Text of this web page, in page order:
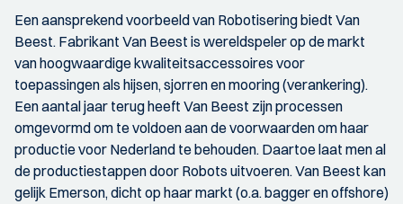
Een aansprekend voorbeeld van Robotisering biedt Van
Beest. Fabrikant Van Beest is wereldspeler op de markt
van hoogwaardige kwaliteitsaccessoires voor
toepassingen als hijsen, sjorren en mooring (verankering).
Een aantal jaar terug heeft Van Beest zijn processen
omgevormd om te voldoen aan de voorwaarden om haar
productie voor Nederland te behouden. Daartoe laat men al
de productiestappen door Robots uitvoeren. Van Beest kan
gelijk Emerson, dicht op haar markt (o.a. bagger en offshore)